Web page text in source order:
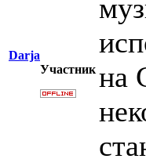
Darja
Участник на